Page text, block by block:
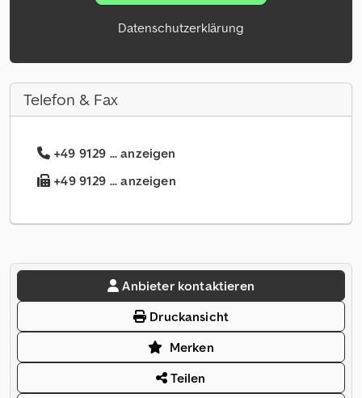
Datenschutzerklärung
Telefon & Fax
+49 9129 ... anzeigen
+49 9129 ... anzeigen
Anbieter kontaktieren
Druckansicht
Merken
Teilen